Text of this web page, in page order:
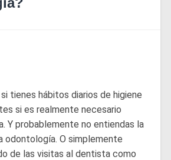
tienes hábitos diarios de higiene
si es realmente necesario
Y probablemente no entiendas la
odontología. O simplemente
de las visitas al dentista como